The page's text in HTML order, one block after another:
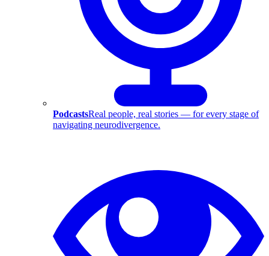
PodcastsReal people, real stories — for every stage of
navigating neurodivergence.